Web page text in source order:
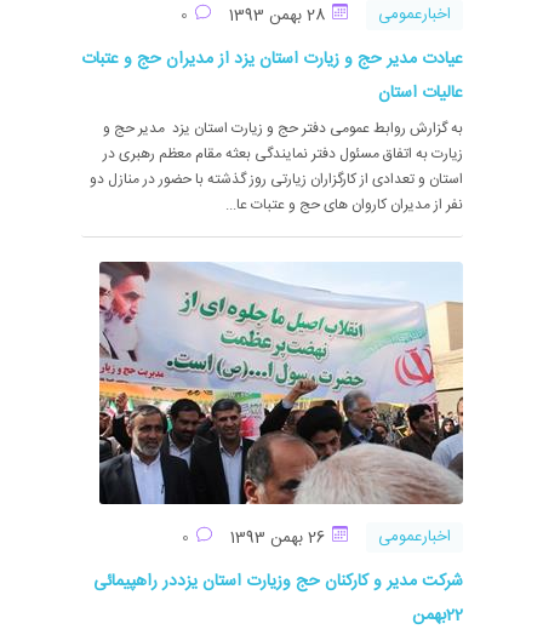
اخبارعمومی 28 بهمن 1393
عیادت مدیر حج و زیارت استان یزد از مدیران حج و عتبات
عالیات استان
به گزارش روابط عمومی دفتر حج و زیارت استان یزد مدیر حج و
زیارت به اتفاق مسئول دفتر نمایندگی بعثه مقام معظم رهبری در
استان و تعدادی از کارگزاران زیارتی روز گذشته با حضور در منازل دو
نفر از مدیران کاروان های حج و عتبات عا...
اخبارعمومی 26 بهمن 1393
شرکت مدیر و کارکنان حج وزیارت استان یزددر راهپیمائی
22بهمن